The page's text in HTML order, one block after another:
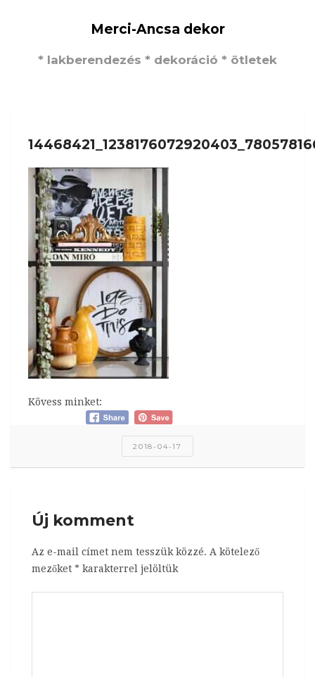
Merci-Ancsa dekor
* lakberendezés * dekoráció * ötletek
Kövess minket:
2018-04-17
Új komment
Az e-mail címet nem tesszük közzé. A kötelező
mezőket * karakterrel jelöltük